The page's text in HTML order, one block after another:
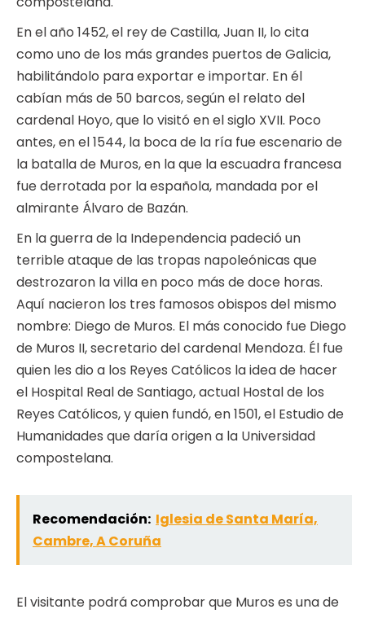
En el año 1452, el rey de Castilla, Juan II, lo cita
como uno de los más grandes puertos de Galicia,
habilitándolo para exportar e importar. En él
cabían más de 50 barcos, según el relato del
cardenal Hoyo, que lo visitó en el siglo XVII. Poco
antes, en el 1544, la boca de la ría fue escenario de
la batalla de Muros, en la que la escuadra francesa
fue derrotada por la española, mandada por el
almirante Álvaro de Bazán.
En la guerra de la Independencia padeció un
terrible ataque de las tropas napoleónicas que
destrozaron la villa en poco más de doce horas.
Aquí nacieron los tres famosos obispos del mismo
nombre: Diego de Muros. El más conocido fue Diego
de Muros II, secretario del cardenal Mendoza. Él fue
quien les dio a los Reyes Católicos la idea de hacer
el Hospital Real de Santiago, actual Hostal de los
Reyes Católicos, y quien fundó, en 1501, el Estudio de
Humanidades que daría origen a la Universidad
compostelana.
Recomendación: Iglesia de Santa María,
Cambre, A Coruña
El visitante podrá comprobar que Muros es una de